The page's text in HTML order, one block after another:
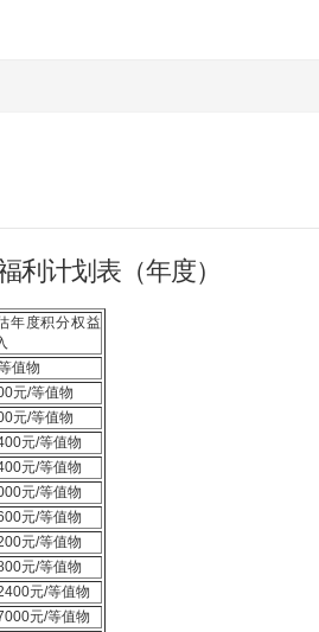
利计划表（年度）
年度积分权益
值物
元/等值物
元/等值物
元/等值物
元/等值物
元/等值物
元/等值物
元/等值物
元/等值物
元/等值物
元/等值物